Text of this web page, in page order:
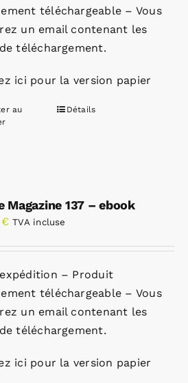
téléchargeable – Vous
un email contenant les
téléchargement.
ici pour la version papier
au
Détails
Magazine 137 – ebook
€ TVA incluse
– Produit
téléchargeable – Vous
un email contenant les
téléchargement.
ici pour la version papier